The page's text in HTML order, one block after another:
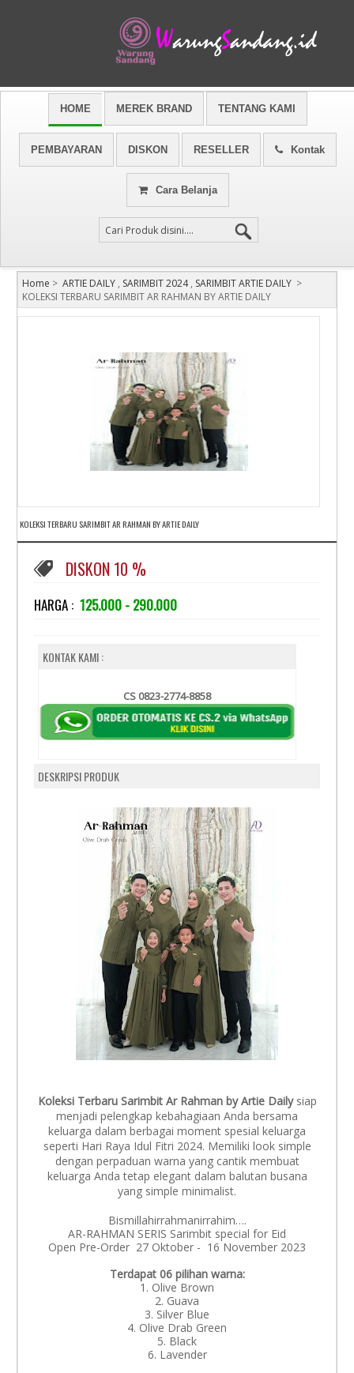
HOME MEREK BRAND TENTANG KAMI
PEMBAYARAN DISKON RESELLER Kontak
Cara Belanja
Home > ARTIE DAILY , SARIMBIT 2024, SARIMBIT ARTIE DAILY >
KOLEKSI TERBARU SARIMBIT AR RAHMAN BY ARTIE DAILY
KOLEKSI TERBARU SARIMBIT AR RAHMAN BY ARTIE DAILY
DISKON 10 %
HARGA : 125.000 - 290.000
KONTAK KAMI :
CS 0823-2774-8858
DESKRIPSI PRODUK
Koleksi Terbaru Sarimbit Ar Rahman by Artie Daily siap
menjadi pelengkap kebahagiaan Anda bersama
keluarga dalam berbagai moment spesial keluarga
seperti Hari Raya Idul Fitri 2024. Memiliki look simple
dengan perpaduan warna yang cantik membuat
keluarga Anda tetap elegant dalam balutan busana
yang simple minimalist.
Bismillahirrahmanirrahim….
AR-RAHMAN SERIS Sarimbit special for Eid
Open Pre-Order 27 Oktober - 16 November 2023
Terdapat 06 pilihan warna:
1. Olive Brown
2. Guava
3. Silver Blue
4. Olive Drab Green
5. Black
6. Lavender